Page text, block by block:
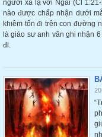
người xa lạ với Ngài (Cl
nào được chấp nhận dưới
khiêm tốn đi trên con đường
là giáo sư anh văn ghi nhận
đi.